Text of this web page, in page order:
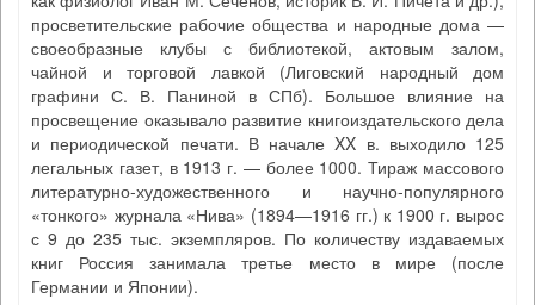
просветительские рабочие общества и народные дома —
своеобразные клубы с библиотекой, актовым залом,
чайной и торговой лавкой (Лиговский народный дом
графини С. В. Паниной в СПб). Большое влияние на
просвещение оказывало развитие книгоиздательского дела
и периодической печати. В начале XX в. выходило 125
легальных газет, в 1913 г. — более 1000. Тираж массового
литературно-художественного и научно-популярного
«тонкого» журнала «Нива» (1894—1916 гг.) к 1900 г. вырос
с 9 до 235 тыс. экземпляров. По количеству издаваемых
книг Россия занимала третье место в мире (после
Германии и Японии).